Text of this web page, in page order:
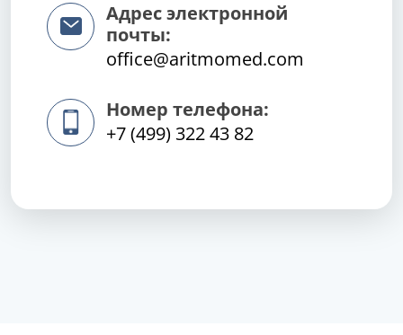
Адрес электронной
почты:
office@aritmomed.com
Номер телефона:
+7 (499) 322 43 82